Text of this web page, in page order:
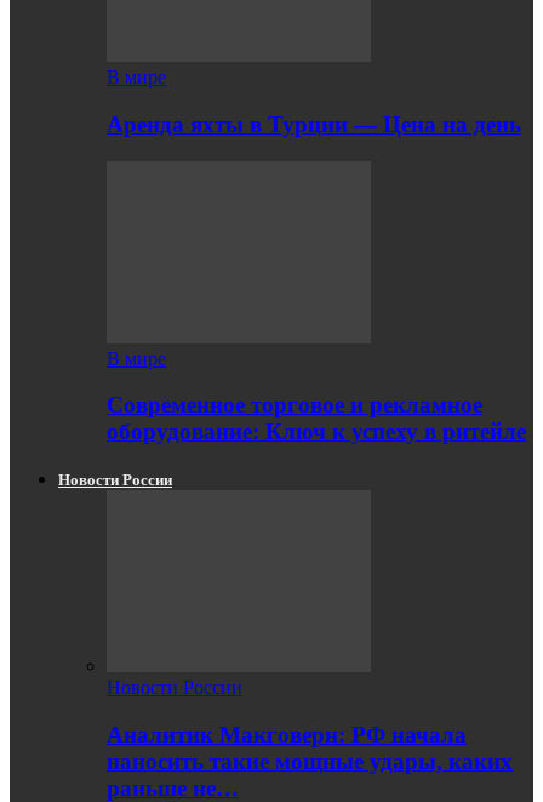
В мире
Аренда яхты в Турции — Цена на день
В мире
Современное торговое и рекламное
оборудование: Ключ к успеху в ритейле
Новости России
Новости России
Аналитик Макговерн: РФ начала
наносить такие мощные удары, каких
раньше не…